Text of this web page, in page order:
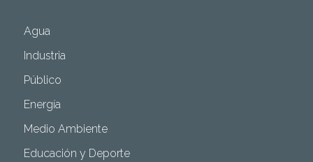
Agua
Industria
Público
Energía
Medio Ambiente
Educación y Deporte